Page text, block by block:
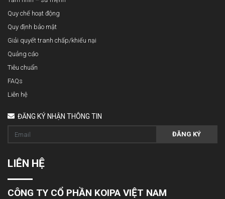
Quy chế hoạt động
Quy định bảo mật
Giải quyết tranh chấp/khiếu nại
Quảng cáo
Tiêu chuẩn
FAQs
Liên hệ
ĐĂNG KÝ NHẬN THÔNG TIN
ĐĂNG KÝ
LIÊN HỆ
CÔNG TY CỔ PHẦN KOIPA VIỆT NAM